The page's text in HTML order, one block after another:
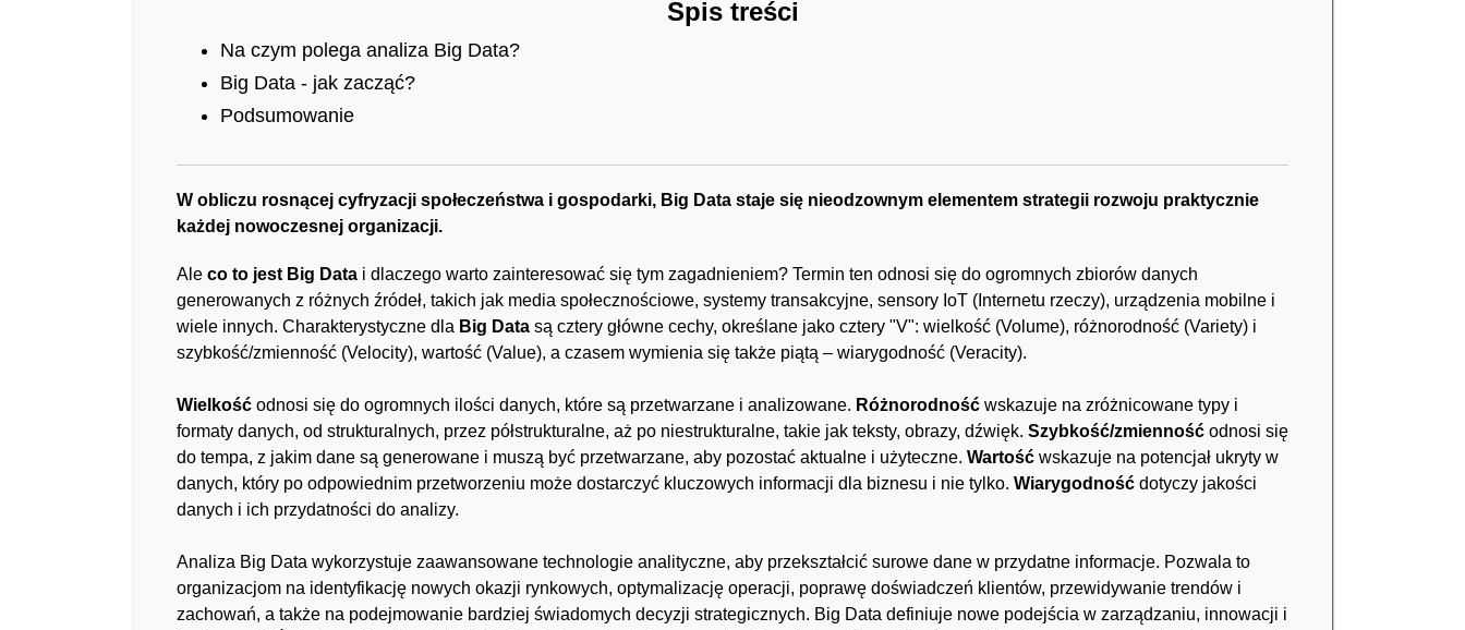
Spis treści
Na czym polega analiza Big Data?
Big Data - jak zacząć?
Podsumowanie
W obliczu rosnącej cyfryzacji społeczeństwa i gospodarki, Big Data staje się nieodzownym elementem strategii rozwoju praktycznie
każdej nowoczesnej organizacji.
Ale co to jest Big Data i dlaczego warto zainteresować się tym zagadnieniem? Termin ten odnosi się do ogromnych zbiorów danych
generowanych z różnych źródeł, takich jak media społecznościowe, systemy transakcyjne, sensory IoT (Internetu rzeczy), urządzenia mobilne i
wiele innych. Charakterystyczne dla Big Data są cztery główne cechy, określane jako cztery "V": wielkość (Volume), różnorodność (Variety) i
szybkość/zmienność (Velocity), wartość (Value), a czasem wymienia się także piątą – wiarygodność (Veracity).
Wielkość odnosi się do ogromnych ilości danych, które są przetwarzane i analizowane. Różnorodność wskazuje na zróżnicowane typy i
formaty danych, od strukturalnych, przez półstrukturalne, aż po niestrukturalne, takie jak teksty, obrazy, dźwięk. Szybkość/zmienność odnosi się
do tempa, z jakim dane są generowane i muszą być przetwarzane, aby pozostać aktualne i użyteczne. Wartość wskazuje na potencjał ukryty w
danych, który po odpowiednim przetworzeniu może dostarczyć kluczowych informacji dla biznesu i nie tylko. Wiarygodność dotyczy jakości
danych i ich przydatności do analizy.
Analiza Big Data wykorzystuje zaawansowane technologie analityczne, aby przekształcić surowe dane w przydatne informacje. Pozwala to
organizacjom na identyfikację nowych okazji rynkowych, optymalizację operacji, poprawę doświadczeń klientów, przewidywanie trendów i
zachowań, a także na podejmowanie bardziej świadomych decyzji strategicznych. Big Data definiuje nowe podejścia w zarządzaniu, innowacji i